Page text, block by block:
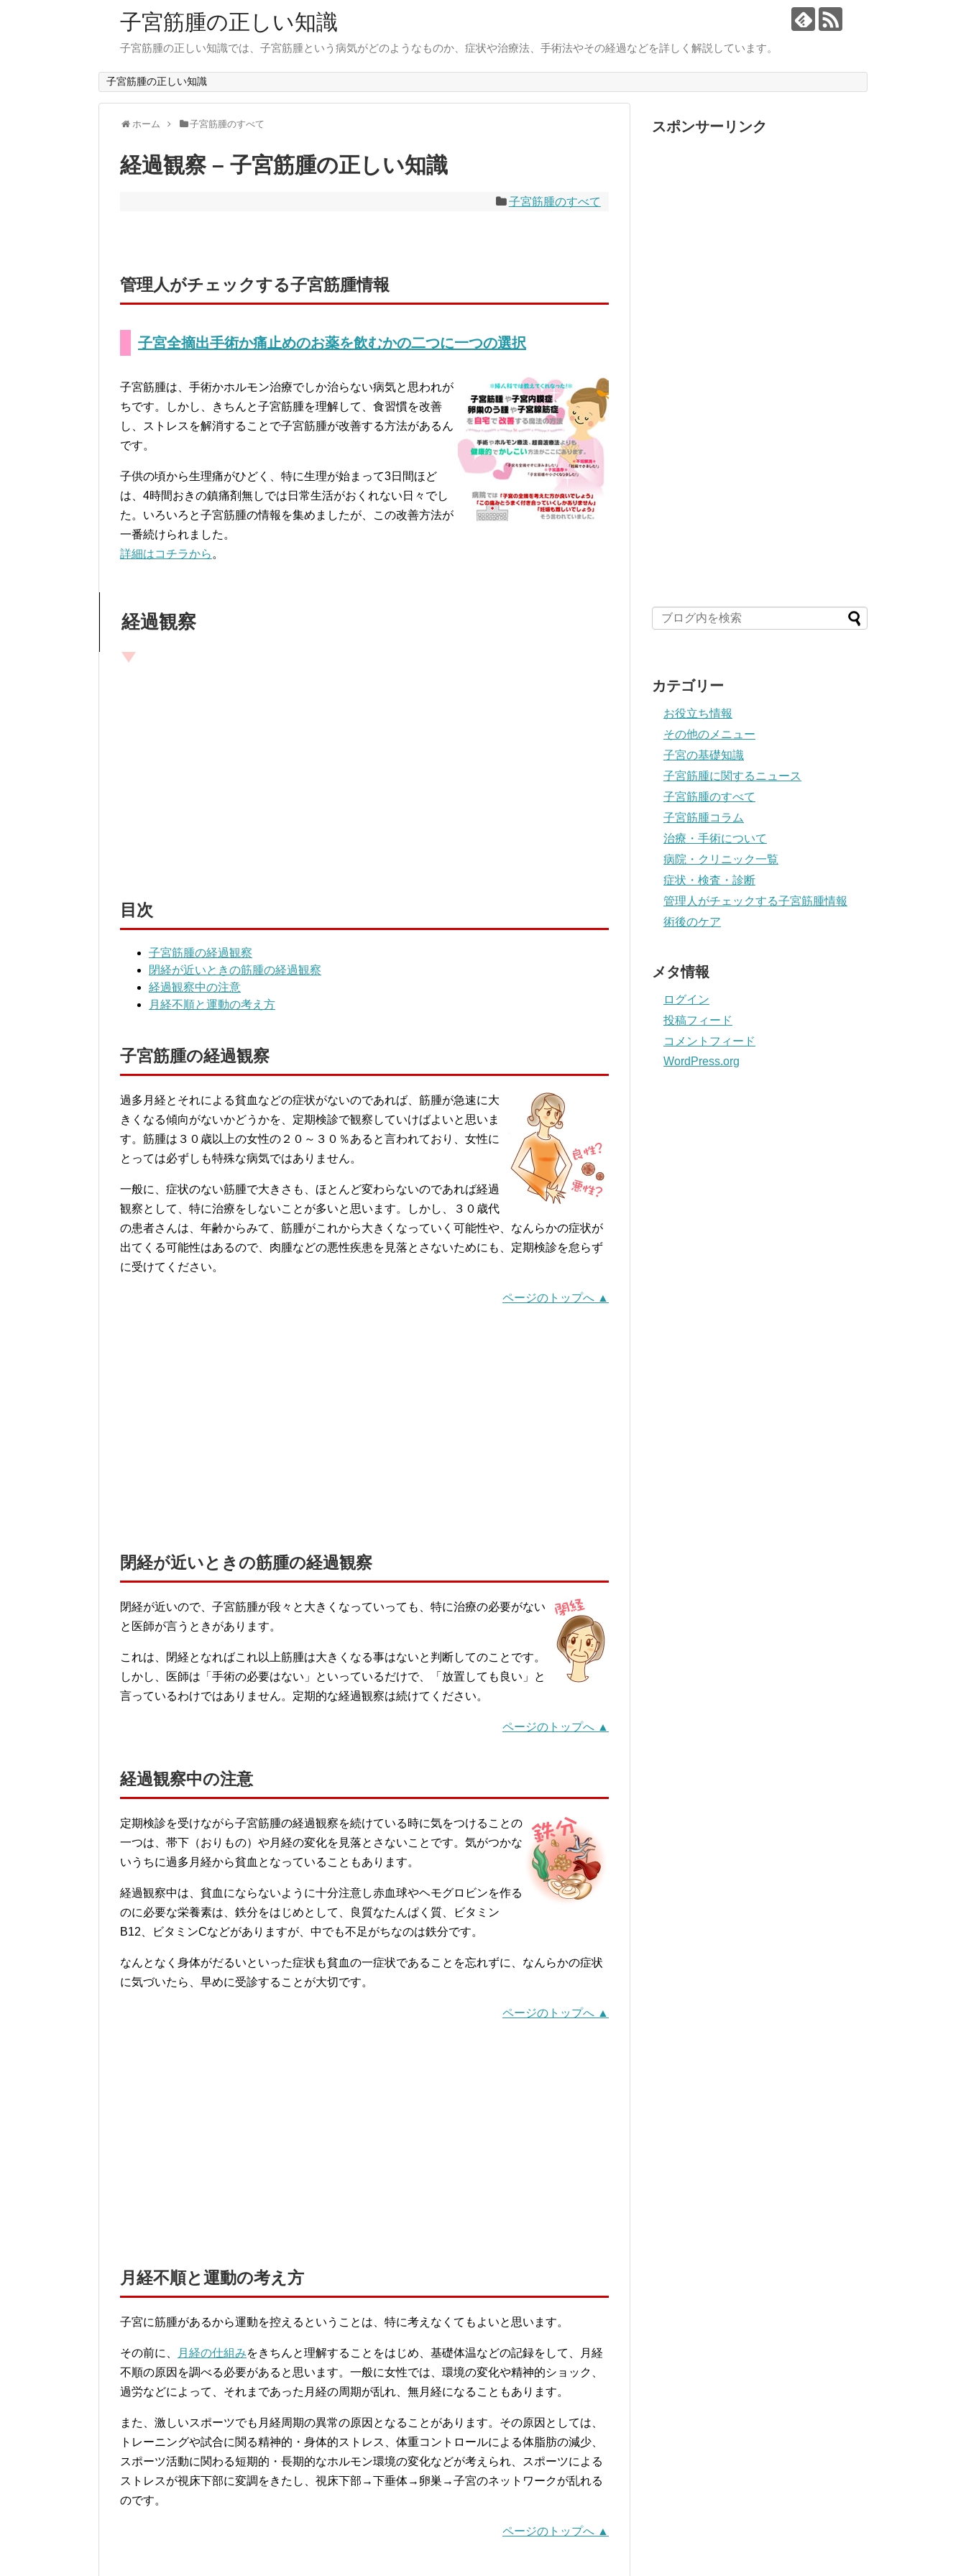
子宮筋腫の正しい知識
子宮筋腫の正しい知識では、子宮筋腫という病気がどのようなものか、症状や治療法、手術法やその経過などを詳しく解説しています。
子宮筋腫の正しい知識
ホーム 子宮筋腫のすべて
経過観察 – 子宮筋腫の正しい知識
子宮筋腫のすべて
管理人がチェックする子宮筋腫情報
子宮全摘出手術か痛止めのお薬を飲むかの二つに一つの選択
子宮筋腫は、手術かホルモン治療でしか治らない病気と思われが
ちです。しかし、きちんと子宮筋腫を理解して、食習慣を改善
し、ストレスを解消することで子宮筋腫が改善する方法があるん
です。
子供の頃から生理痛がひどく、特に生理が始まって3日間ほど
は、4時間おきの鎮痛剤無しでは日常生活がおくれない日々でし
た。いろいろと子宮筋腫の情報を集めましたが、この改善方法が
一番続けられました。
詳細はコチラから 。
経過観察
目次
子宮筋腫の経過観察
閉経が近いときの筋腫の経過観察
経過観察中の注意
月経不順と運動の考え方
子宮筋腫の経過観察
過多月経とそれによる貧血などの症状がないのであれば、筋腫が急速に大
きくなる傾向がないかどうかを、定期検診で観察していけばよいと思いま
す。筋腫は３０歳以上の女性の２０～３０％あると言われており、女性に
とっては必ずしも特殊な病気ではありません。
一般に、症状のない筋腫で大きさも、ほとんど変わらないのであれば経過
観察として、特に治療をしないことが多いと思います。しかし、３０歳代
の患者さんは、年齢からみて、筋腫がこれから大きくなっていく可能性や、なんらかの症状が
出てくる可能性はあるので、肉腫などの悪性疾患を見落とさないためにも、定期検診を怠らず
に受けてください。
ページのトップへ ▲
閉経が近いときの筋腫の経過観察
閉経が近いので、子宮筋腫が段々と大きくなっていっても、特に治療の必要がない
と医師が言うときがあります。
これは、閉経となればこれ以上筋腫は大きくなる事はないと判断してのことです。
しかし、医師は「手術の必要はない」といっているだけで、「放置しても良い」と
言っているわけではありません。定期的な経過観察は続けてください。
ページのトップへ ▲
経過観察中の注意
定期検診を受けながら子宮筋腫の経過観察を続けている時に気をつけることの
一つは、帯下（おりもの）や月経の変化を見落とさないことです。気がつかな
いうちに過多月経から貧血となっていることもあります。
経過観察中は、貧血にならないように十分注意し赤血球やヘモグロビンを作る
のに必要な栄養素は、鉄分をはじめとして、良質なたんぱく質、ビタミン
B12、ビタミンCなどがありますが、中でも不足がちなのは鉄分です。
なんとなく身体がだるいといった症状も貧血の一症状であることを忘れずに、なんらかの症状
に気づいたら、早めに受診することが大切です。
ページのトップへ ▲
月経不順と運動の考え方
子宮に筋腫があるから運動を控えるということは、特に考えなくてもよいと思います。
その前に、 月経の仕組みをきちんと理解することをはじめ、基礎体温などの記録をして、月経
不順の原因を調べる必要があると思います。一般に女性では、環境の変化や精神的ショック、
過労などによって、それまであった月経の周期が乱れ、無月経になることもあります。
また、激しいスポーツでも月経周期の異常の原因となることがあります。その原因としては、
トレーニングや試合に関る精神的・身体的ストレス、体重コントロールによる体脂肪の減少、
スポーツ活動に関わる短期的・長期的なホルモン環境の変化などが考えられ、スポーツによる
ストレスが視床下部に変調をきたし、視床下部→下垂体→卵巣→子宮のネットワークが乱れる
のです。
ページのトップへ ▲
スポンサーリンク
カテゴリー
お役立ち情報
その他のメニュー
子宮の基礎知識
子宮筋腫に関するニュース
子宮筋腫のすべて
子宮筋腫コラム
治療・手術について
病院・クリニック一覧
症状・検査・診断
管理人がチェックする子宮筋腫情報
術後のケア
メタ情報
ログイン
投稿フィード
コメントフィード
WordPress.org